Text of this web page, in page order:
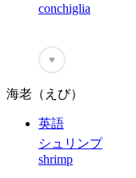
conchiglia
♥
海老（えび）
英語
シュリンプ
shrimp